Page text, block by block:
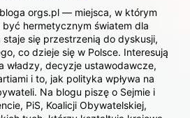
orgs.pl — miejsca, w którym
hermetycznym światem dla
się przestrzenią do dyskusji,
co dzieje się w Polsce. Interesują
władzy, decyzje ustawodawcze,
i to, jak polityka wpływa na
Na blogu piszę o Sejmie i
PiS, Koalicji Obywatelskiej,